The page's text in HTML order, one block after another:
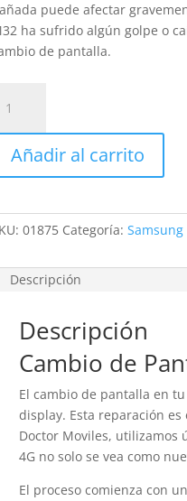
puede afectar
ha sufrido algún golpe o
de pantalla.
Añadir al carrito
01875 Categoría:Samsung
Descripción
Descripción
Cambio de
El cambio de pantalla en
display. Esta reparación
Doctor Moviles, utilizamos
4G no solo se vea como
El proceso comienza con